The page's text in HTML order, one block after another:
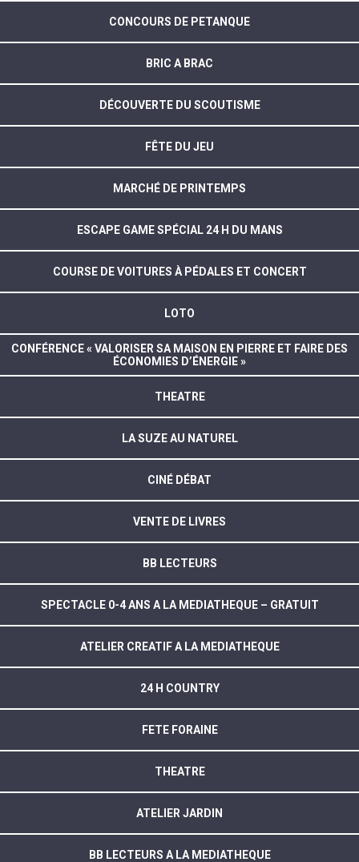
CONCOURS DE PETANQUE
BRIC A BRAC
DÉCOUVERTE DU SCOUTISME
FÊTE DU JEU
MARCHÉ DE PRINTEMPS
ESCAPE GAME SPÉCIAL 24 H DU MANS
COURSE DE VOITURES À PÉDALES ET CONCERT
LOTO
CONFÉRENCE « VALORISER SA MAISON EN PIERRE ET FAIRE DES
ÉCONOMIES D’ÉNERGIE »
THEATRE
LA SUZE AU NATUREL
CINÉ DÉBAT
VENTE DE LIVRES
BB LECTEURS
SPECTACLE 0-4 ANS A LA MEDIATHEQUE – GRATUIT
ATELIER CREATIF A LA MEDIATHEQUE
24 H COUNTRY
FETE FORAINE
THEATRE
ATELIER JARDIN
BB LECTEURS A LA MEDIATHEQUE